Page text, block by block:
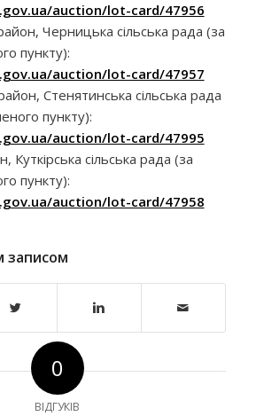
auction/lot-card/47956
Черницька сільська рада (за
пункту):
auction/lot-card/47957
Стенятинська сільська рада
пункту):
auction/lot-card/47995
Куткірська сільська рада (за
пункту):
auction/lot-card/47958
записом
0
ВІДГУКІВ